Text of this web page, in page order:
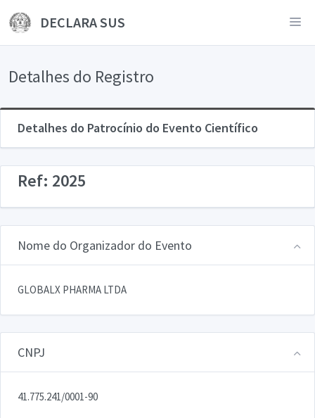
DECLARA SUS
Detalhes do Registro
Detalhes do Patrocínio do Evento Científico
Ref: 2025
Nome do Organizador do Evento
GLOBALX PHARMA LTDA
CNPJ
41.775.241/0001-90